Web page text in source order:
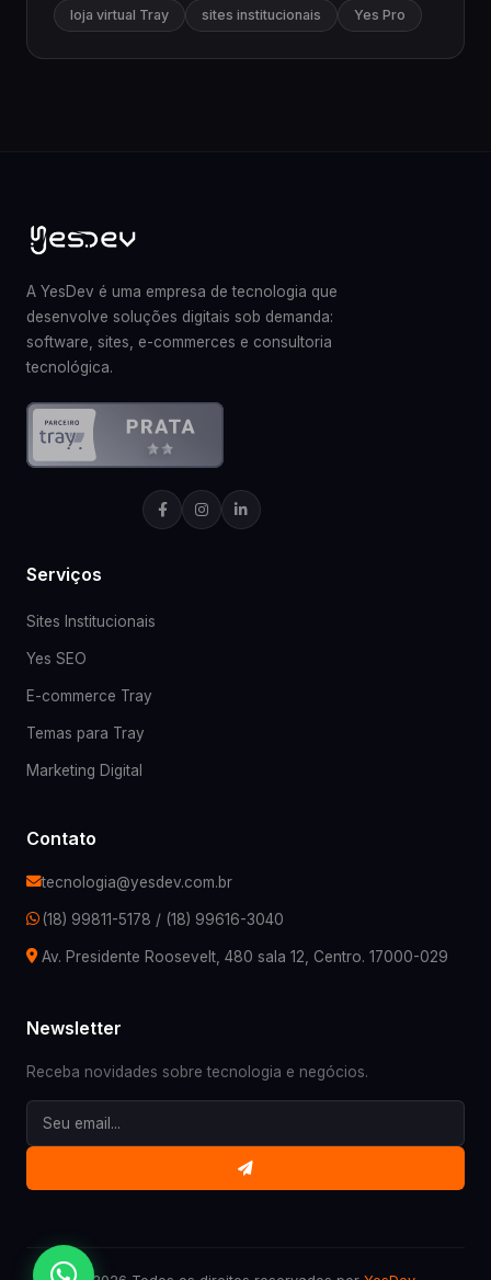
loja virtual Tray
sites institucionais Yes Pro
A YesDev é uma empresa de tecnologia que
desenvolve soluções digitais sob demanda:
software, sites, e-commerces e consultoria
tecnológica.
Serviços
Sites Institucionais
Yes SEO
E-commerce Tray
Temas para Tray
Marketing Digital
Contato
tecnologia@yesdev.com.br
(18) 99811-5178 / (18) 99616-3040
Av. Presidente Roosevelt, 480 sala 12, Centro. 17000-029
Newsletter
Receba novidades sobre tecnologia e negócios.